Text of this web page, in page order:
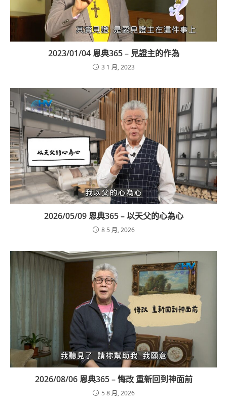
2023/01/04 恩典365 – 見證主的作為
3 1 月, 2023
2026/05/09 恩典365 – 以天父的心為心
8 5 月, 2026
2026/08/06 恩典365 – 悔改 重新回到神面前
5 8 月, 2026